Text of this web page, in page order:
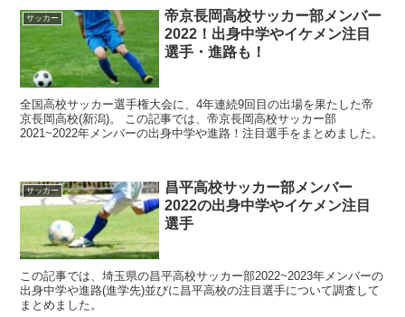
サッカー
帝京長岡高校サッカー部メンバー
2022！出身中学やイケメン注目
選手・進路も！
全国高校サッカー選手権大会に、4年連続9回目の出場を果たした帝
京長岡高校(新潟)。 この記事では、帝京長岡高校サッカー部
2021~2022年メンバーの出身中学や進路！注目選手をまとめました。
サッカー
昌平高校サッカー部メンバー
2022の出身中学やイケメン注目
選手
この記事では、埼玉県の昌平高校サッカー部2022~2023年メンバーの
出身中学や進路(進学先)並びに昌平高校の注目選手について調査して
まとめました。